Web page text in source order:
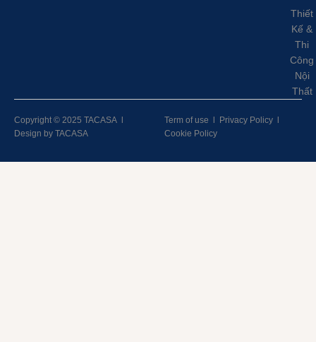
Thiết
Kế &
Thi
Công
Nội
Thất
Copyright © 2025 TACASA l
Design by TACASA
Term of use l Privacy Policy l
Cookie Policy